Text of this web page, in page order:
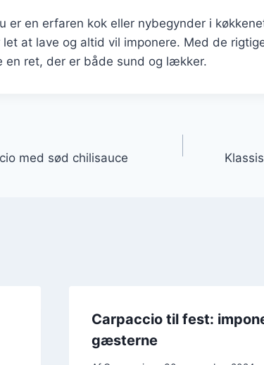
er en erfaren kok eller nybegynder i
let at lave og altid vil imponere. Med de
en ret, der er både sund og lækker.
med sød chilisauce
Carpaccio til fest:
gæsterne